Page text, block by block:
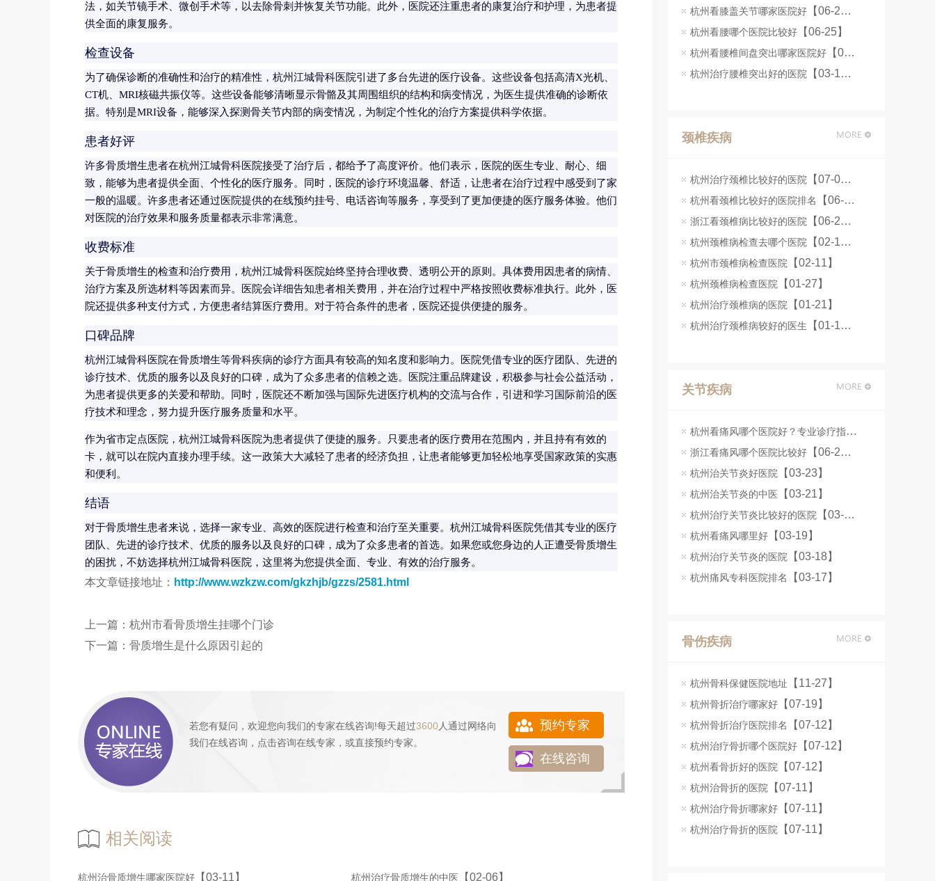
法，如关节镜手术、微创手术等，以去除骨刺并恢复关节功能。此外，医院还注重患者的康复治疗和护理，为患者提
供全面的康复服务。
检查设备
为了确保诊断的准确性和治疗的精准性，杭州江城骨科医院引进了多台先进的医疗设备。这些设备包括高清X光机、
CT机、MRI核磁共振仪等。这些设备能够清晰显示骨骼及其周围组织的结构和病变情况，为医生提供准确的诊断依
据。特别是MRI设备，能够深入探测骨关节内部的病变情况，为制定个性化的治疗方案提供科学依据。
患者好评
许多骨质增生患者在杭州江城骨科医院接受了治疗后，都给予了高度评价。他们表示，医院的医生专业、耐心、细
致，能够为患者提供全面、个性化的医疗服务。同时，医院的诊疗环境温馨、舒适，让患者在治疗过程中感受到了家
一般的温暖。许多患者还通过医院提供的在线预约挂号、电话咨询等服务，享受到了更加便捷的医疗服务体验。他们
对医院的治疗效果和服务质量都表示非常满意。
收费标准
关于骨质增生的检查和治疗费用，杭州江城骨科医院始终坚持合理收费、透明公开的原则。具体费用因患者的病情、
治疗方案及所选材料等因素而异。医院会详细告知患者相关费用，并在治疗过程中严格按照收费标准执行。此外，医
院还提供多种支付方式，方便患者结算医疗费用。对于符合条件的患者，医院还提供便捷的服务。
口碑品牌
杭州江城骨科医院在骨质增生等骨科疾病的诊疗方面具有较高的知名度和影响力。医院凭借专业的医疗团队、先进的
诊疗技术、优质的服务以及良好的口碑，成为了众多患者的信赖之选。医院注重品牌建设，积极参与社会公益活动，
为患者提供更多的关爱和帮助。同时，医院还不断加强与国际先进医疗机构的交流与合作，引进和学习国际前沿的医
疗技术和理念，努力提升医疗服务质量和水平。
作为省市定点医院，杭州江城骨科医院为患者提供了便捷的服务。只要患者的医疗费用在范围内，并且持有有效的
卡，就可以在院内直接办理手续。这一政策大大减轻了患者的经济负担，让患者能够更加轻松地享受国家政策的实惠
和便利。
结语
对于骨质增生患者来说，选择一家专业、高效的医院进行检查和治疗至关重要。杭州江城骨科医院凭借其专业的医疗
团队、先进的诊疗技术、优质的服务以及良好的口碑，成为了众多患者的首选。如果您或您身边的人正遭受骨质增生
的困扰，不妨选择杭州江城骨科医院，这里将为您提供全面、专业、有效的治疗服务。
本文章链接地址： http://www.wzkzw.com/gkzhjb/gzzs/2581.html
上一篇： 杭州市看骨质增生挂哪个门诊
下一篇： 骨质增生是什么原因引起的
若您有疑问，欢迎您向我们的专家在线咨询!每天超过3600 人通过网络向
我们在线咨询 ， 点击咨询在线专家，或直接预约专家。
预约专家
在线咨询
相关阅读
杭州治骨质增生哪家医院好 【03-11】 杭州治疗骨质增生的中医 【02-06】
杭州看膝盖关节哪家医院好 【06-25】
杭州看腰哪个医院比较好 【06-25】
杭州看腰椎间盘突出哪家医院好 【06-25】
杭州治疗腰椎突出好的医院 【03-16】
颈椎疾病
杭州治疗颈椎比较好的医院 【07-07】
杭州看颈椎比较好的医院排名 【06-25】
浙江看颈椎病比较好的医院 【06-24】
杭州颈椎病检查去哪个医院 【02-12】
杭州市颈椎病检查医院 【02-11】
杭州颈椎病检查医院 【01-27】
杭州治疗颈椎病的医院 【01-21】
杭州治疗颈椎病较好的医生 【01-14】
关节疾病
杭州看痛风哪个医院好？专业诊疗指南
浙江看痛风哪个医院比较好 【06-24】
杭州治关节炎好医院 【03-23】
杭州治关节炎的中医 【03-21】
杭州治疗关节炎比较好的医院 【03-20】
杭州看痛风哪里好 【03-19】
杭州治疗关节炎的医院 【03-18】
杭州痛风专科医院排名 【03-17】
骨伤疾病
杭州骨科保健医院地址 【11-27】
杭州骨折治疗哪家好 【07-19】
杭州骨折治疗医院排名 【07-12】
杭州治疗骨折哪个医院好 【07-12】
杭州看骨折好的医院 【07-12】
杭州治骨折的医院 【07-11】
杭州治疗骨折哪家好 【07-11】
杭州治疗骨折的医院 【07-11】